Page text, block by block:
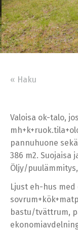
« Haku
Valoisa ok-talo,
pannuhuone
386 m2. Suojaisa
Öljy/
Ljust eh-hus
bastu/tvättrum,